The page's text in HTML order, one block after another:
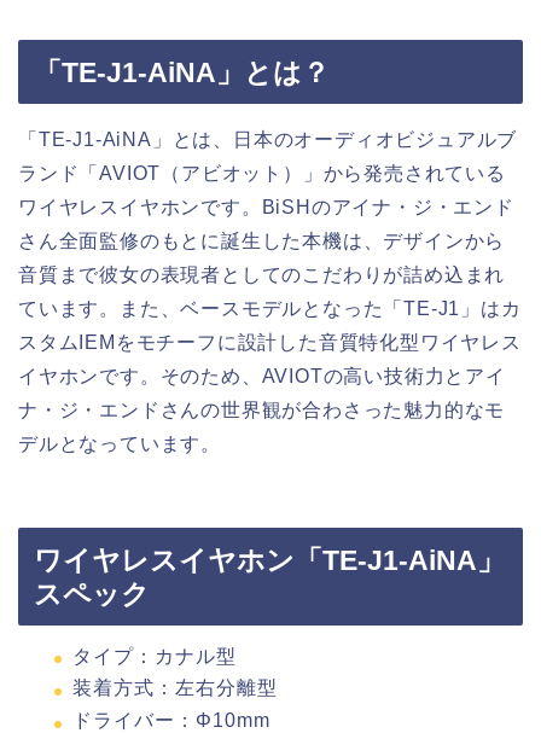
「TE-J1-AiNA」とは？
「TE-J1-AiNA」とは、日本のオーディオビジュアルブ
ランド「AVIOT（アビオット）」から発売されている
ワイヤレスイヤホンです。BiSHのアイナ・ジ・エンド
さん全面監修のもとに誕生した本機は、デザインから
音質まで彼女の表現者としてのこだわりが詰め込まれ
ています。また、ベースモデルとなった「TE-J1」はカ
スタムIEMをモチーフに設計した音質特化型ワイヤレス
イヤホンです。そのため、AVIOTの高い技術力とアイ
ナ・ジ・エンドさんの世界観が合わさった魅力的なモ
デルとなっています。
ワイヤレスイヤホン「TE-J1-AiNA」
スペック
タイプ：カナル型
装着方式：左右分離型
ドライバー：Φ10mm